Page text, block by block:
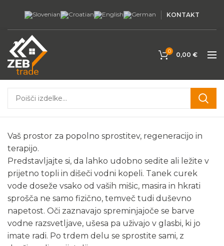
KONTAKT
0 0,00 €
Vaš prostor za popolno sprostitev, regeneracijo in
terapijo.
Predstavljajte si, da lahko udobno sedite ali ležite v
prijetno topli in dišeči vodni kopeli. Tanek curek
vode doseže vsako od vaših mišic, masira in hkrati
sprošča ne samo fizično, temveč tudi duševno
napetost. Oči zaznavajo spreminjajoče se barve
vodne razsvetljave, ušesa pa uživajo v glasbi, ki jo
imate radi. Po trdem delu se sprostite sami, z